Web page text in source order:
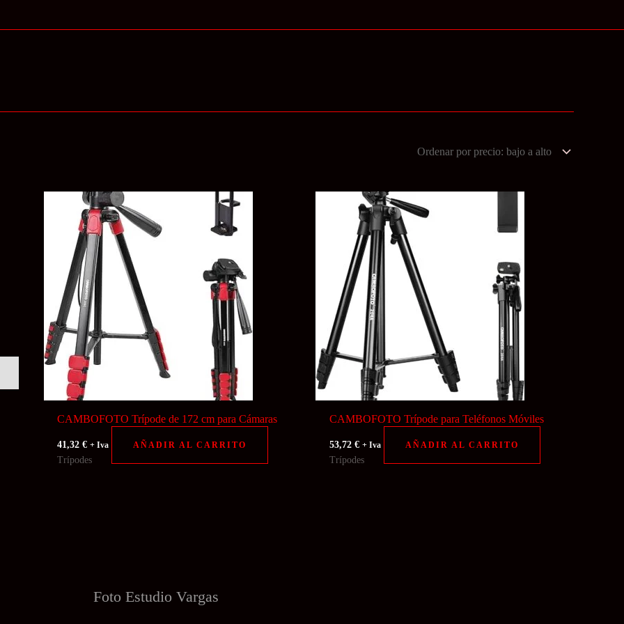
CAMBOFOTO Trípode de 172 cm para Cámaras
41,32 € + Iva AÑADIR AL CARRITO
Trípodes
CAMBOFOTO Trípode para Teléfonos Móviles
53,72 € + Iva AÑADIR AL CARRITO
Trípodes
Foto Estudio Vargas